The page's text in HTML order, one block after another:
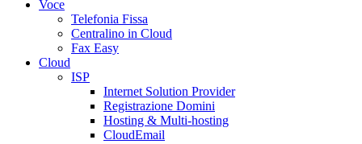
Voce
Telefonia Fissa
Centralino in Cloud
Fax Easy
Cloud
ISP
Internet Solution Provider
Registrazione Domini
Hosting & Multi-hosting
CloudEmail